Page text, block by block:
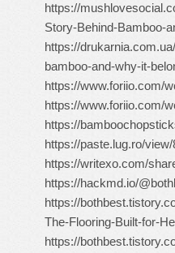
https://
Story-Behind-Bamboo-
https://
bamboo-and-why-it-
https://www.foriio.com/
https://www.foriio.com/
https://
https://paste.lug.ro/
https://writexo.com/
https://hackmd.io/
https://
The-Flooring-Built-for-
https://